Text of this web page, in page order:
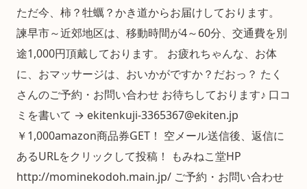
ただ今、柿？牡蠣？かき道からお届けしております。
諫早市～近郊地区は、移動時間が4～60分、交通費を別
途1,000円頂戴しております。 お疲れちゃんな、お体
に、おマッサージは、おいかがですか？だおっ？ たく
さんのご予約・お問い合わせ お待ちしております♪ 口コ
ミを書いて → ekitenkuji-3365367@ekiten.jp
￥1,000amazon商品券GET！ 空メール送信後、返信に
あるURLをクリックして投稿！ もみねこ堂HP
http://mominekodoh.main.jp/ ご予約・お問い合わせ